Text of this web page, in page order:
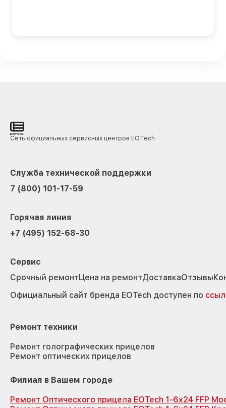
Сеть официальных сервисных центров EOTech
Служба технической поддержки
7 (800) 101-17-59
Горячая линия
+7 (495) 152-68-30
Сервис
Срочный ремонтЦена на ремонтДоставкаОтзывы
Официальный сайт бренда EOTech доступен по
Ремонт техники
Ремонт голографических прицелов
Ремонт оптических прицелов
Филиал в Вашем городе
Ремонт Оптического прицела EOTech 1-6x24 FFP